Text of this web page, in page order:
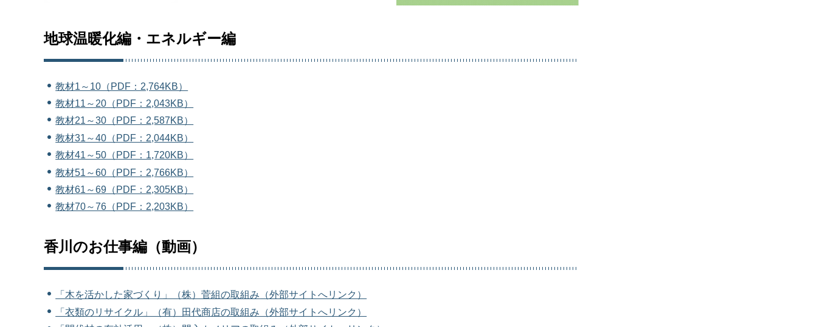
地球温暖化編・エネルギー編
教材1～10（PDF：2,764KB）
教材11～20（PDF：2,043KB）
教材21～30（PDF：2,587KB）
教材31～40（PDF：2,044KB）
教材41～50（PDF：1,720KB）
教材51～60（PDF：2,766KB）
教材61～69（PDF：2,305KB）
教材70～76（PDF：2,203KB）
香川のお仕事編（動画）
「木を活かした家づくり」（株）菅組の取組み （外部サイトへリンク）
「衣類のリサイクル」（有）田代商店の取組み（外部サイトへリンク）